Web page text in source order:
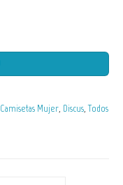
Camisetas Mujer, Discus,Todos